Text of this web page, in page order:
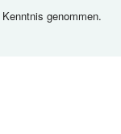
genommen.